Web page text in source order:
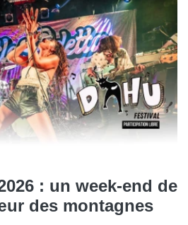
: un week-end de
des montagnes